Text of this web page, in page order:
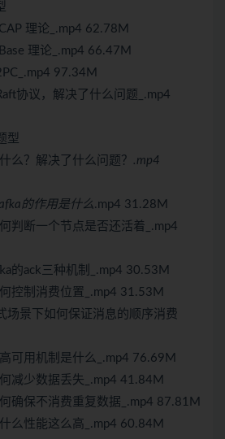
理论_.mp4 62.78M
理论_.mp4 66.47M
97.34M
协议，解决了什么问题_.mp4
型
么？解决了什么问题？ .mp4
的作用是什么.mp4 31.28M
判断一个节点是否还活着_.mp4
的ack三种机制_.mp4 30.53M
控制消费位置_.mp4 31.53M
场景下如何保证消息的顺序消费
可用机制是什么_.mp4 76.69M
减少数据丢失_.mp4 41.84M
确保不消费重复数据_.mp4 87.81M
么性能这么高_.mp4 60.84M